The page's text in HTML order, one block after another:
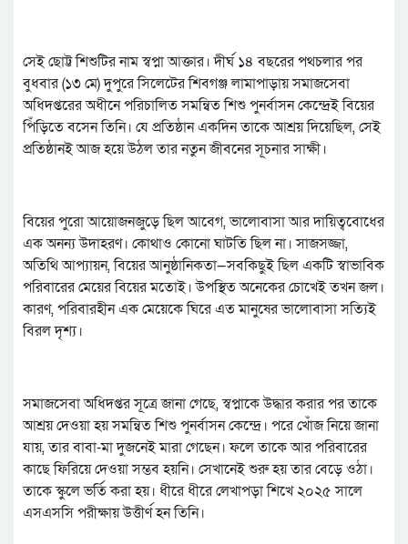
সেই ছোট্ট শিশুটির নাম স্বপ্না আক্তার। দীর্ঘ ১৪ বছরের পথচলার পর
বুধবার (১৩ মে) দুপুরে সিলেটের শিবগঞ্জ লামাপাড়ায় সমাজসেবা
অধিদপ্তরের অধীনে পরিচালিত সমন্বিত শিশু পুনর্বাসন কেন্দ্রেই বিয়ের
পিঁড়িতে বসেন তিনি। যে প্রতিষ্ঠান একদিন তাকে আশ্রয় দিয়েছিল, সেই
প্রতিষ্ঠানই আজ হয়ে উঠল তার নতুন জীবনের সূচনার সাক্ষী।
বিয়ের পুরো আয়োজনজুড়ে ছিল আবেগ, ভালোবাসা আর দায়িত্ববোধের
এক অনন্য উদাহরণ। কোথাও কোনো ঘাটতি ছিল না। সাজসজ্জা,
অতিথি আপ্যায়ন, বিয়ের আনুষ্ঠানিকতা—সবকিছুই ছিল একটি স্বাভাবিক
পরিবারের মেয়ের বিয়ের মতোই। উপস্থিত অনেকের চোখেই তখন জল।
কারণ, পরিবারহীন এক মেয়েকে ঘিরে এত মানুষের ভালোবাসা সত্যিই
বিরল দৃশ্য।
সমাজসেবা অধিদপ্তর সূত্রে জানা গেছে, স্বপ্নাকে উদ্ধার করার পর তাকে
আশ্রয় দেওয়া হয় সমন্বিত শিশু পুনর্বাসন কেন্দ্রে। পরে খোঁজ নিয়ে জানা
যায়, তার বাবা-মা দুজনেই মারা গেছেন। ফলে তাকে আর পরিবারের
কাছে ফিরিয়ে দেওয়া সম্ভব হয়নি। সেখানেই শুরু হয় তার বেড়ে ওঠা।
তাকে স্কুলে ভর্তি করা হয়। ধীরে ধীরে লেখাপড়া শিখে ২০২৫ সালে
এসএসসি পরীক্ষায় উত্তীর্ণ হন তিনি।